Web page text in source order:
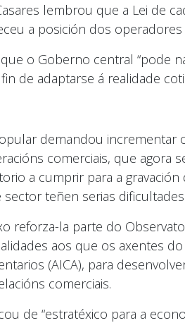
lembrou que a Lei de
a posición dos
o Goberno central “pode
de adaptarse á realidade
demandou
comerciais, que agora
a cumprir para a
teñen serias
reforza-la parte do
aos que os axentes
(AICA), para
comerciais.
de “estratéxico para a